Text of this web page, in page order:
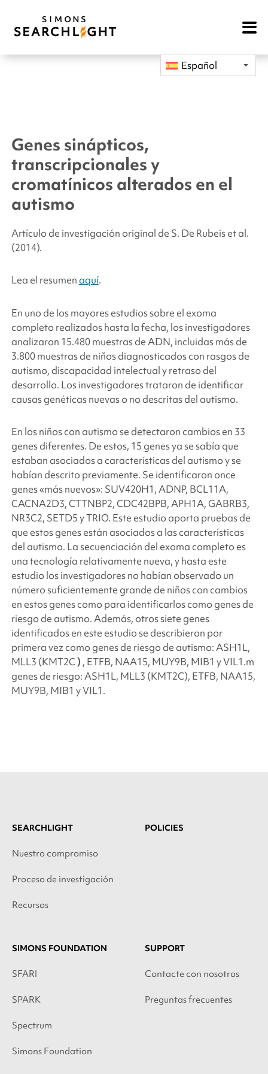
Open
Español
Genes sinápticos,
transcripcionales y
cromatínicos alterados en el
autismo
Artículo de investigación original de S. De Rubeiset al.
(2014).
Lea el resumenaquí.
En uno de los mayores estudios sobre el exoma
completo realizados hasta la fecha, los investigadores
analizaron 15.480 muestras de ADN, incluidas más de
3.800 muestras de niños diagnosticados con rasgos de
autismo, discapacidad intelectual y retraso del
desarrollo. Los investigadores trataron de identificar
causas genéticas nuevas o no descritas del autismo.
En los niños con autismo se detectaron cambios en 33
genes diferentes. De estos, 15 genes ya se sabía que
estaban asociados a características del autismo y se
habían descrito previamente. Se identificaron once
genes «más nuevos»: SUV420H1, ADNP, BCL11A,
CACNA2D3, CTTNBP2, CDC42BPB, APH1A, GABRB3,
NR3C2, SETD5 y TRIO. Este estudio aporta pruebas de
que estos genes están asociados a las características
del autismo. La secuenciación del exoma completo es
una tecnología relativamente nueva, y hasta este
estudio los investigadores no habían observado un
número suficientemente grande de niños con cambios
en estos genes como para identificarlos como genes de
riesgo de autismo. Además, otros siete genes
identificados en este estudio se describieron por
primera vez como genes de riesgo de autismo: ASH1L,
MLL3 (KMT2C) , ETFB, NAA15, MUY9B, MIB1 y VIL1.m
genes de riesgo: ASH1L, MLL3 (KMT2C), ETFB, NAA15,
MUY9B, MIB1 y VIL1.
SEARCHLIGHT
Nuestro compromiso
Proceso de investigación
Recursos
POLICIES
SIMONS FOUNDATION
SFARI
SPARK
Spectrum
Simons Foundation
SUPPORT
Contacte con nosotros
Preguntas frecuentes